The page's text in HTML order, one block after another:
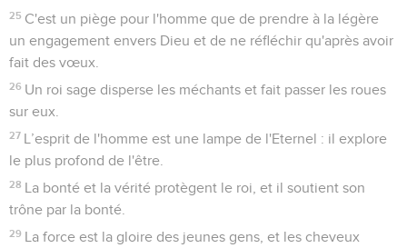
25 C'est un piège pour l'homme que de prendre à la légère
un engagement envers Dieu et de ne réfléchir qu'après avoir
fait des vœux.
26 Un roi sage disperse les méchants et fait passer les roues
sur eux.
27 L’esprit de l'homme est une lampe de l'Eternel : il explore
le plus profond de l'être.
28 La bonté et la vérité protègent le roi, et il soutient son
trône par la bonté.
29 La force est la gloire des jeunes gens, et les cheveux